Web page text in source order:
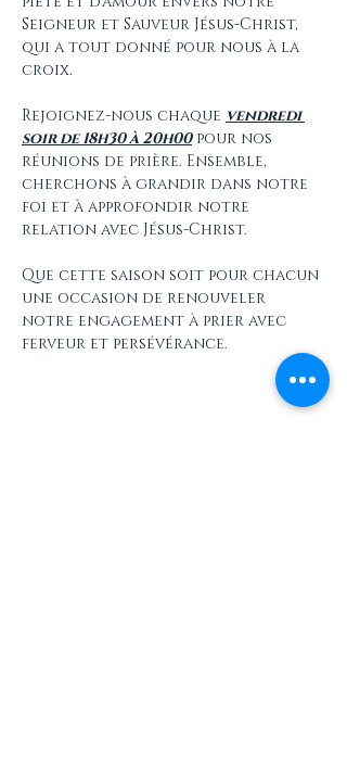
Seigneur et Sauveur Jésus-Christ,
qui a tout donné pour nous à la
croix.
Rejoignez-nous chaque vendredi
soir de 18h30 à 20h00 pour nos
réunions de prière. Ensemble,
cherchons à grandir dans notre
foi et à approfondir notre
relation avec Jésus-Christ.
Que cette saison soit pour chacun
une occasion de renouveler
notre engagement à prier avec
ferveur et persévérance.